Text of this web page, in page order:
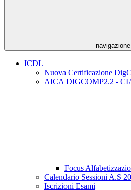
navigazione
ICDL
Nuova Certificazione
AICA DIGCOMP2.2 -
Focus
Calendario Sessioni A.S
Iscrizioni Esami